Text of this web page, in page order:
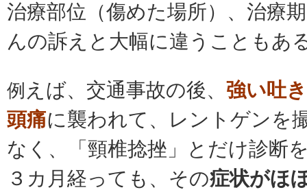
治療部位（傷めた場所）、治療
んの訴えと大幅に違うこともあ
例 えば、交通事故の後、 強い吐
頭痛に襲われて、レントゲンを
なく、「頸椎捻挫」とだけ診断
３カ月経っても、その症状がほ